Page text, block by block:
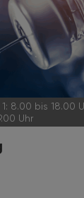
1: 8.00 bis 18.00
Uhr